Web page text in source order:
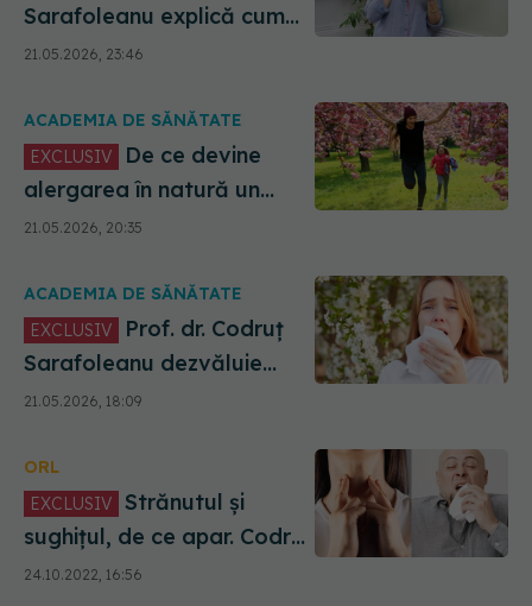
Sarafoleanu explică cum
funcționează aplicația
pentru alergii
21.05.2026, 23:46
ACADEMIA DE SĂNĂTATE
EXCLUSIV
alergarea în natură un
pericol. Prof. dr. Codruț
Sarafoleanu: Cauză de
21.05.2026, 20:35
ACADEMIA DE SĂNĂTATE
EXCLUSIV
Sarafoleanu dezvăluie
adevărul din spatele
alergiilor sezoniere
21.05.2026, 18:09
ORL
EXCLUSIV
sughițul, de ce apar. Codruț
Sarafoleanu: Sunt deseori
ignorate, dar sunt extrem
24.10.2022, 16:56